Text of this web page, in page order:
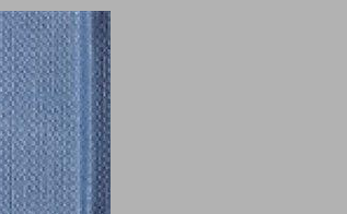
מקרא לישראל: מלאכי ... 0